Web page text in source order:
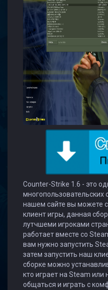
Counter-Strike 1.6 - это
многопользовательских
нашем сайте вы можете
клиент игры, данная
лутчшеми игроками
работает вместе со
вам нужно запустить
затем запустить наш
сборке можно
кто играет на Steam или
общаться и играть с